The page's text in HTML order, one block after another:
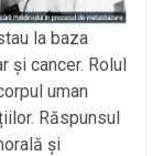
la baza
și cancer. Rolul
uman
Răspunsul
și